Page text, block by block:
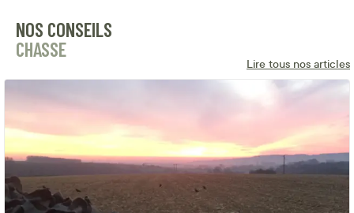
NOS CONSEILS
CHASSE
Lire tous nos articles